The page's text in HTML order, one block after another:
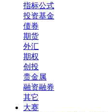
指标公式
投资基金
债券
期货
外汇
期权
创投
贵金属
融资融券
其它
大赛